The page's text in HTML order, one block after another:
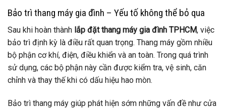
Bảo trì thang máy gia đình – Yếu tố không thể bỏ qua
Sau khi hoàn thành lắp đặt thang máy gia đình TPHCM, việc
bảo trì định kỳ là điều rất quan trọng. Thang máy gồm nhiều
bộ phận cơ khí, điện, điều khiển và an toàn. Trong quá trình
sử dụng, các bộ phận này cần được kiểm tra, vệ sinh, căn
chỉnh và thay thế khi có dấu hiệu hao mòn.
Bảo trì thang máy giúp phát hiện sớm những vấn đề như cửa